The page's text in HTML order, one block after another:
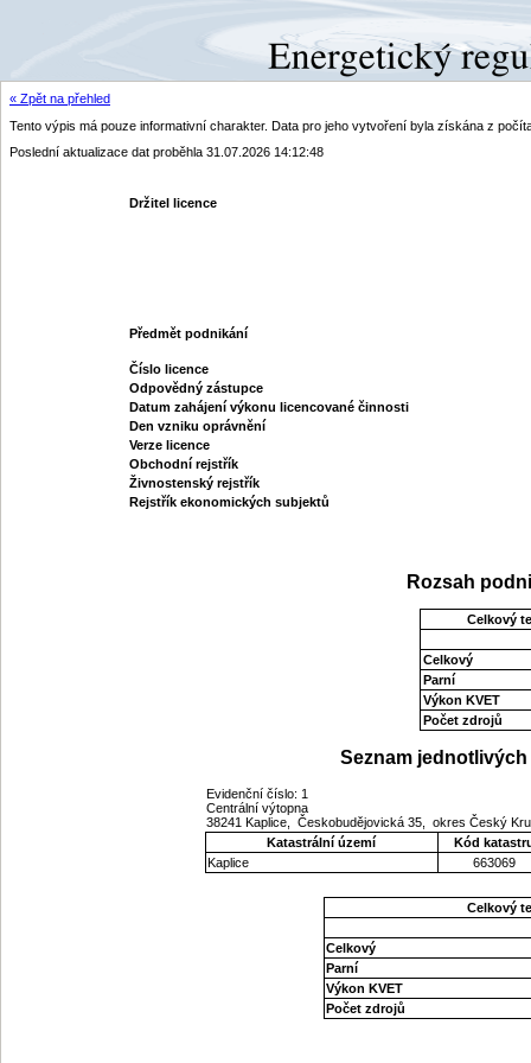
« Zpět na přehled
Tento výpis má pouze informativní charakter. Data pro jeho vytvoření byla získána z
Poslední aktualizace dat proběhla 31.07.2026 14:12:48
Držitel licence
Předmět podnikání
Číslo licence
Odpovědný zástupce
Datum zahájení výkonu licencované činnosti
Den vzniku oprávnění
Verze licence
Obchodní rejstřík
Živnostenský rejstřík
Rejstřík ekonomických subjektů
Rozsah
Celkový
Celkový
Parní
Výkon KVET
Počet zdrojů
Seznam
Evidenční číslo: 1
Centrální výtopna
38241 Kaplice, Českobudějovická 35, okres Český
Katastrální území
Kód
Kaplice
663069
Celkový
Celkový
Parní
Výkon KVET
Počet zdrojů